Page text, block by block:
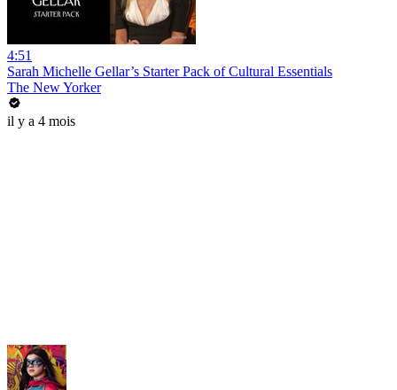
4:51
Sarah Michelle Gellar’s Starter Pack of Cultural Essentials
The New Yorker
il y a 4 mois